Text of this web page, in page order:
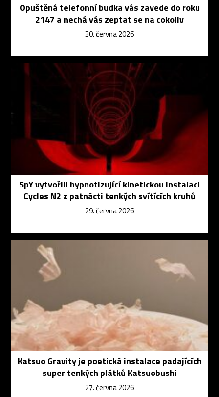
Opuštěná telefonní budka vás zavede do roku
2147 a nechá vás zeptat se na cokoliv
30. června 2026
SpY vytvořili hypnotizující kinetickou instalaci
Cycles N2 z patnácti tenkých svítících kruhů
29. června 2026
Katsuo Gravity je poetická instalace padajících
super tenkých plátků Katsuobushi
27. června 2026